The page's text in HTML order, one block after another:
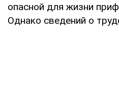
опасной для жизни
Однако сведений о